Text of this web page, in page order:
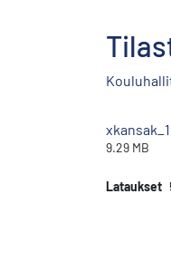
9.29 MB
Lataukset